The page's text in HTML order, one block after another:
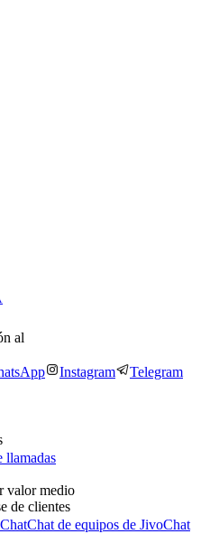
al
Instagram Telegram
llamadas
valor medio
de clientes
Chat de equipos de JivoChat